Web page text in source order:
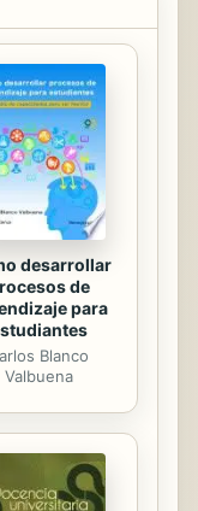
desarrollar
de
para
Blanco
Valbuena